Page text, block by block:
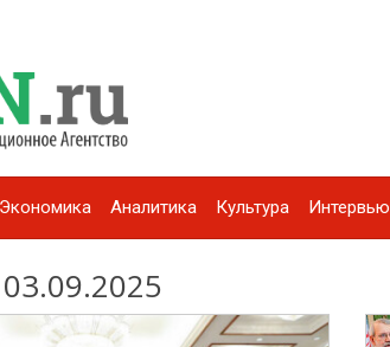
Экономика Аналитика Культура Интервью